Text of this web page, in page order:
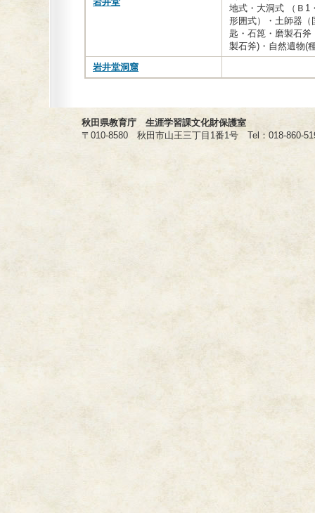
地式・大洞式 （Ｂ1
形囲式）・土師器（
匙・石箆・磨製石
製石斧)・自然遺物(
岩井堂洞窟
秋田県教育庁 生涯学習課文化財保護室
〒010-8580 秋田市山王三丁目1番1号 Tel：018-860-